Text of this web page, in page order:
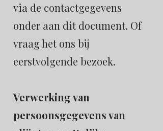
via de contactgegevens
onder aan dit document. Of
vraag het ons bij
eerstvolgende bezoek.
Verwerking van
persoonsgegevens van